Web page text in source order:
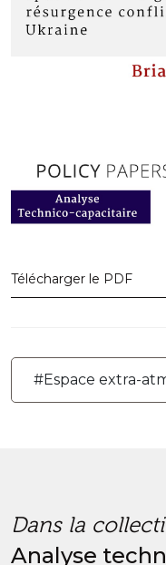
Télécharger le PDF
#Espace extra-
Dans la
Analyse